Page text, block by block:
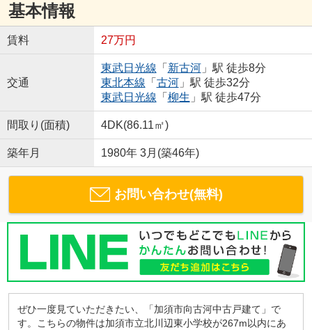
基本情報
賃料 27万円
交通
東武日光線 「 新古河」駅 徒歩8分
東北本線 「 古河」駅 徒歩32分
東武日光線 「 柳生 」駅 徒歩47分
間取り(面積) 4DK(86.11㎡)
築年月 1980年 3月(築46年)
お問い合わせ(無料)
ぜひ一度見ていただきたい、「加須市向古河中古戸建て」で
す。こちらの物件は加須市立北川辺東小学校が267m以内にあ